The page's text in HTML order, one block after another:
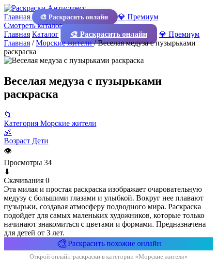
Главная 🎨 Раскрасить онлайн
💎 Премиум
Смотреть каталог
Главная Каталог 🎨 Раскрасить онлайн
💎 Премиум
Главная /Морские жители/Веселая медуза с пузырьками
раскраска
Веселая медуза с пузырьками
раскраска
📁
Категория Морские жители
👶
Возраст Дети
👁
Просмотры 34
⬇
Скачивания 0
Эта милая и простая раскраска изображает очаровательную
медузу с большими глазами и улыбкой. Вокруг нее плавают
пузырьки, создавая атмосферу подводного мира. Раскраска
подойдет для самых маленьких художников, которые только
начинают знакомиться с цветами и формами. Предназначена
для детей от 3 лет.
🎨Раскрасить похожие онлайн
Открой онлайн-раскраски в категории «Морские жители»